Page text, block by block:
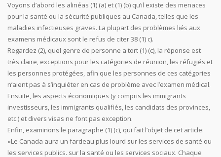
Voyons d’abord les alinéas (1) (a) et (1) (b) qu’il existe des menaces
pour la santé ou la sécurité publiques au Canada, telles que les
maladies infectieuses graves. La plupart des problèmes liés aux
examens médicaux sont le refus de citer 38 (1) c).
Regardez (2), quel genre de personne a tort (1) (c), la réponse est
très claire, exceptions pour les catégories de réunion, les réfugiés et
les personnes protégées, afin que les personnes de ces catégories
n’aient pas à s’inquiéter en cas de problème avec l’examen médical.
Ensuite, les aspects économiques (y compris les immigrants
investisseurs, les immigrants qualifiés, les candidats des provinces,
etc.) et divers visas ne font pas exception.
Enfin, examinons le paragraphe (1) (c), qui fait l’objet de cet article:
«Le Canada aura un fardeau plus lourd sur les services de santé ou
les services publics. sur la santé ou les services sociaux. Chaque